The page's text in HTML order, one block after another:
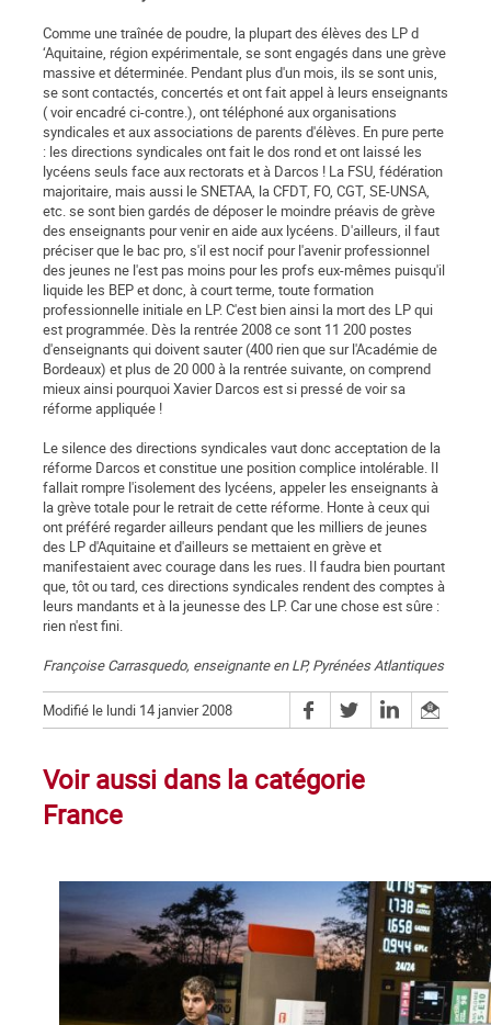
Comme une traînée de poudre, la plupart des élèves des LP d
‘Aquitaine, région expérimentale, se sont engagés dans une grève
massive et déterminée. Pendant plus d'un mois, ils se sont unis,
se sont contactés, concertés et ont fait appel à leurs enseignants
( voir encadré ci-contre.), ont téléphoné aux organisations
syndicales et aux associations de parents d'élèves. En pure perte
: les directions syndicales ont fait le dos rond et ont laissé les
lycéens seuls face aux rectorats et à Darcos ! La FSU, fédération
majoritaire, mais aussi le SNETAA, la CFDT, FO, CGT, SE-UNSA,
etc. se sont bien gardés de déposer le moindre préavis de grève
des enseignants pour venir en aide aux lycéens. D'ailleurs, il faut
préciser que le bac pro, s'il est nocif pour l'avenir professionnel
des jeunes ne l'est pas moins pour les profs eux-mêmes puisqu'il
liquide les BEP et donc, à court terme, toute formation
professionnelle initiale en LP. C'est bien ainsi la mort des LP qui
est programmée. Dès la rentrée 2008 ce sont 11 200 postes
d'enseignants qui doivent sauter (400 rien que sur l'Académie de
Bordeaux) et plus de 20 000 à la rentrée suivante, on comprend
mieux ainsi pourquoi Xavier Darcos est si pressé de voir sa
réforme appliquée !
Le silence des directions syndicales vaut donc acceptation de la
réforme Darcos et constitue une position complice intolérable. Il
fallait rompre l'isolement des lycéens, appeler les enseignants à
la grève totale pour le retrait de cette réforme. Honte à ceux qui
ont préféré regarder ailleurs pendant que les milliers de jeunes
des LP d'Aquitaine et d'ailleurs se mettaient en grève et
manifestaient avec courage dans les rues. Il faudra bien pourtant
que, tôt ou tard, ces directions syndicales rendent des comptes à
leurs mandants et à la jeunesse des LP. Car une chose est sûre :
rien n'est fini.
Françoise Carrasquedo, enseignante en LP, Pyrénées Atlantiques
Modifié le lundi 14 janvier 2008
Voir aussi dans la catégorie
France